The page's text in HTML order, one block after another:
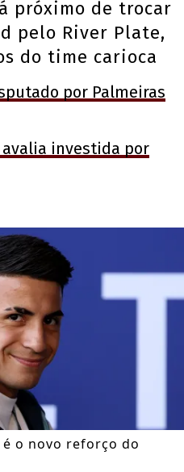
próximo de trocar
pelo River Plate,
do time carioca
por Palmeiras
investida por
é o novo reforço do